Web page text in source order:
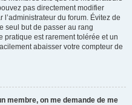
pas directement modifier
l’administrateur du forum. Évitez de
seul but de passer au rang
pratique est rarement tolérée et un
abaisser votre compteur de
membre, on me demande de me